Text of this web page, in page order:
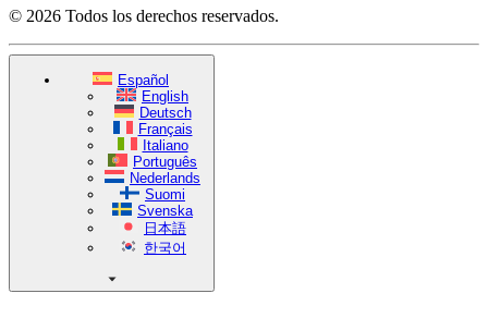
© 2026 Todos los derechos reservados.
Español
English
Deutsch
Français
Italiano
Português
Nederlands
Suomi
Svenska
日本語
한국어